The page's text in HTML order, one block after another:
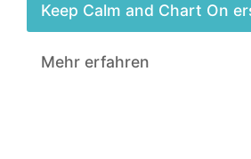
Keep Calm and Chart On
Mehr erfahren